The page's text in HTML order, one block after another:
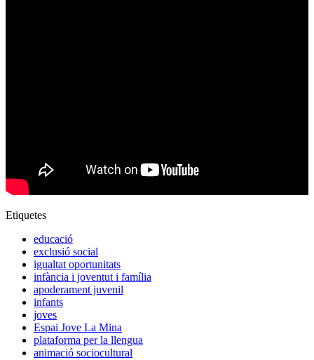
Etiquetes
educació
exclusió social
igualtat oportunitats
infància i joventut i família
apoderament juvenil
infants
joves
Espai Jove La Mina
plataforma per la llengua
animació sociocultural